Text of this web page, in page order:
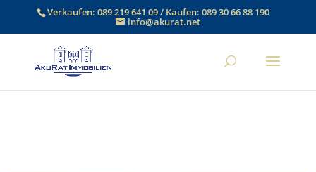
Verkaufen:089 219 641 09/ Kaufen:089 30 66 88 190
info@akurat.net